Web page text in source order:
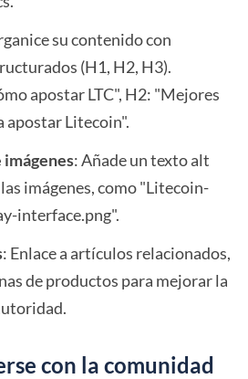
su contenido con
(H1, H2, H3).
apostar LTC", H2: "Mejores
apostar Litecoin".
: Añade un texto alt
imágenes, como "Litecoin-
interface.png".
: Enlace a artículos relacionados,
de productos para mejorar la
con la comunidad